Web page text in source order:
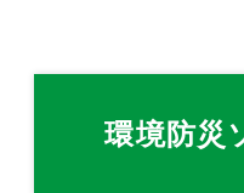
環境防災